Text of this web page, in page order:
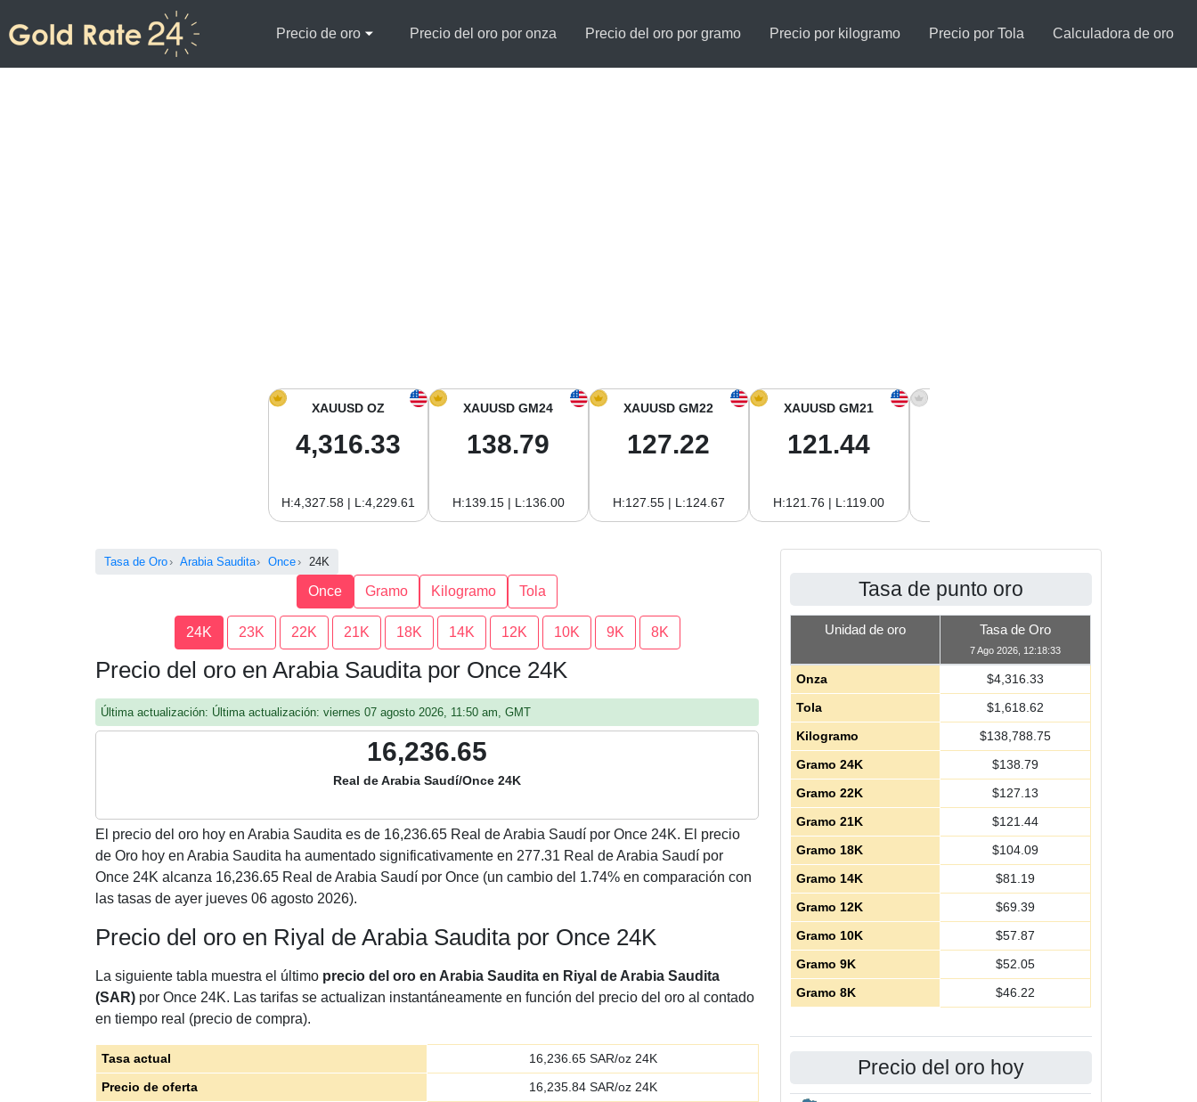
Precio de oro Precio del oro por onza Precio del oro por gramo Precio por kilogramo Precio por Tola Calculadora de oro
XAUUSD OZ
4,316.33
H:4,327.58 | L:4,229.61
XAUUSD GM24
138.79
H:139.15 | L:136.00
XAUUSD GM22
127.22
H:127.55 | L:124.67
XAUUSD GM21
121.44
H:121.76 | L:119.00
Tasa de Oro Arabia Saudita Once 24K
Once Gramo Kilogramo Tola
24K 23K 22K 21K 18K 14K 12K 10K 9K 8K
Precio del oro en Arabia Saudita por Once 24K
Última actualización: Última actualización: viernes 07 agosto 2026, 11:50 am, GMT
16,236.65
Real de Arabia Saudí/Once 24K
El precio del oro hoy en Arabia Saudita es de 16,236.65 Real de Arabia Saudí por Once 24K. El precio
de Oro hoy en Arabia Saudita ha aumentado significativamente en 277.31 Real de Arabia Saudí por
Once 24K alcanza 16,236.65 Real de Arabia Saudí por Once (un cambio del 1.74% en comparación con
las tasas de ayer jueves 06 agosto 2026).
Precio del oro en Riyal de Arabia Saudita por Once 24K
La siguiente tabla muestra el último precio del oro en Arabia Saudita en Riyal de Arabia Saudita
(SAR) por Once 24K. Las tarifas se actualizan instantáneamente en función del precio del oro al contado
en tiempo real (precio de compra).
Tasa actual 16,236.65SAR/oz 24K
Precio de oferta
16,235.84SAR/oz 24K
Tasa de punto oro
Unidad de oro Tasa de Oro
7 Ago 2026, 12:18:33
Onza $4,316.33
Tola
$1,618.62
Kilogramo
$138,788.75
Gramo 24K
$138.79
Gramo 22K
$127.13
Gramo 21K
$121.44
Gramo 18K
$104.09
Gramo 14K
$81.19
Gramo 12K
$69.39
Gramo 10K
$57.87
Gramo 9K
$52.05
Gramo 8K
$46.22
Precio del oro hoy